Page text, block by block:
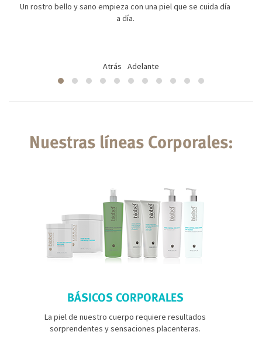
Un rostro bello y sano empieza con una piel que se cuida día
a día.
Atrás Adelante
Nuestras líneas Corporales:
BÁSICOS CORPORALES
La piel de nuestro cuerpo requiere resultados
sorprendentes y sensaciones placenteras.